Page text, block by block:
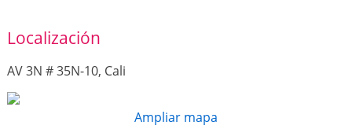
Localización
AV 3N # 35N-10, Cali
Ampliar mapa